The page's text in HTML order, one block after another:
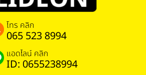
โทร คลิก
065 523 8994
แอดไลน์ คลิก
ID: 0655238994